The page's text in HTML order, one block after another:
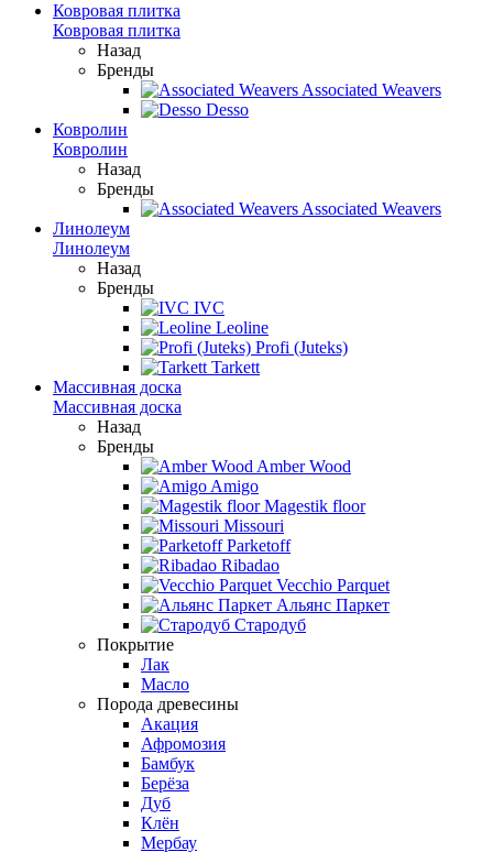
Ковровая плитка
Ковровая плитка
Назад
Бренды
Associated Weavers
Desso
Ковролин
Ковролин
Назад
Бренды
Associated Weavers
Линолеум
Линолеум
Назад
Бренды
IVC
Leoline
Profi (Juteks)
Tarkett
Массивная доска
Массивная доска
Назад
Бренды
Amber Wood
Amigo
Magestik floor
Missouri
Parketoff
Ribadao
Vecchio Parquet
Альянс Паркет
Стародуб
Покрытие
Лак
Масло
Порода древесины
Акация
Афромозия
Бамбук
Берёза
Дуб
Клён
Мербау